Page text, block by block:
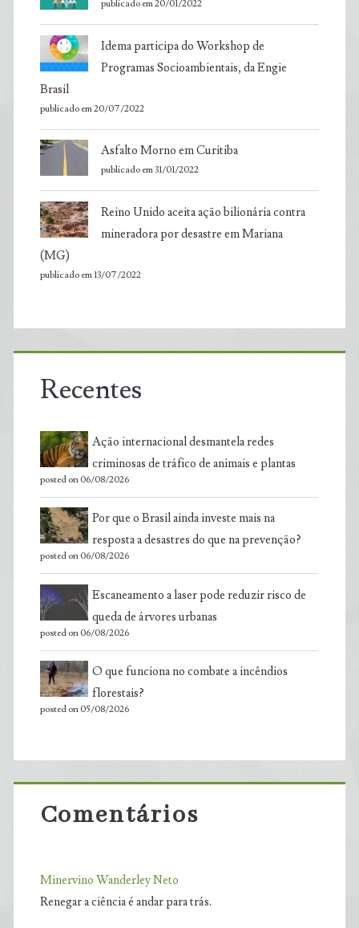
publicado em 20/01/2022
Idema participa do Workshop de
Programas Socioambientais, da Engie
Brasil
publicado em 20/07/2022
Asfalto Morno em Curitiba
publicado em 31/01/2022
Reino Unido aceita ação bilionária contra
mineradora por desastre em Mariana
(MG)
publicado em 13/07/2022
Recentes
Ação internacional desmantela redes
criminosas de tráfico de animais e plantas
posted on 06/08/2026
Por que o Brasil ainda investe mais na
resposta a desastres do que na prevenção?
posted on 06/08/2026
Escaneamento a laser pode reduzir risco de
queda de árvores urbanas
posted on 06/08/2026
O que funciona no combate a incêndios
florestais?
posted on 05/08/2026
Comentários
Minervino Wanderley Neto
Renegar a ciência é andar para trás.